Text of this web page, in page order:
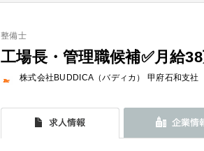
整備士
工場長・管理職候補✅月給
株式会社BUDDICA（バディカ） 甲府石和支社